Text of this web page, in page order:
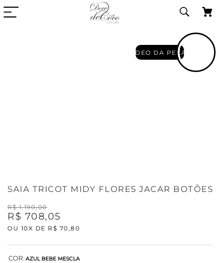
VIDEO DA PECA
SAIA TRICOT MIDY FLORES JACAR BOTÕES
R$ 1.190,00
R$ 708,05
OU 10X DE R$ 70 ,80
COR: AZUL BEBE MESCLA